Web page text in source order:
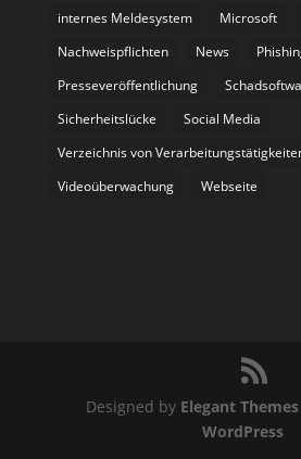
internes Meldesystem
Microsoft
Nachweispflichten
News
Presseveröffentlichung
Sicherheitslücke
Social Media
Verzeichnis von
Videoüberwachung
Webseite
Designed by Elegant Themes
WordPress